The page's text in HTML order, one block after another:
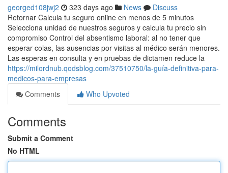
georged108jwj2 323 days ago News
Discuss
Retornar Calcula tu seguro online en menos de 5 minutos
Selecciona unidad de nuestros seguros y calcula tu precio sin
compromiso Control del absentismo laboral: al no tener que
esperar colas, las ausencias por visitas al médico serán menores.
Las esperas en consulta y en pruebas de dictamen reduce la
https://milordnub.qodsblog.com/37510750/la-guía-definitiva-para-
medicos-para-empresas
Comments
Who Upvoted
Comments
Submit a Comment
No HTML